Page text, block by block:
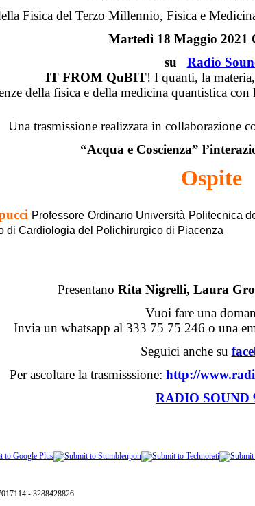
Fisica del Terzo Millennio, Fisica e
Martedì 18 Maggio 2021
su Radio
IT FROM QuBIT! I quanti, la
della fisica e della medicina quantistica
Una trasmissione realizzata in collaborazione
“Acqua e Coscienza”
Ospite
Professore Ordinario Università Politecnica
di Cardiologia del Polichirurgico di Piacenza
Presentano Rita Nigrelli, Laura
Vuoi fare una
Invia un whatsapp al 333 75 75 246 o una
Seguici anche su
Per ascoltare la trasmisssione: http://
RADIO SOUND
- 3288428826